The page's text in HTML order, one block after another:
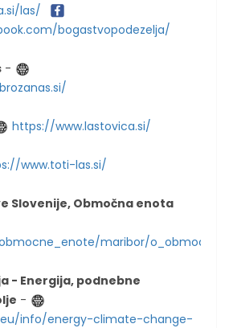
las/
bogastvopodezelja/
-
https://www.lastovica.si/
www.toti-las.si/
Slovenije, Območna enota
maribor/o_obmocju/
- Energija, podnebne
-
info/energy-climate-change-